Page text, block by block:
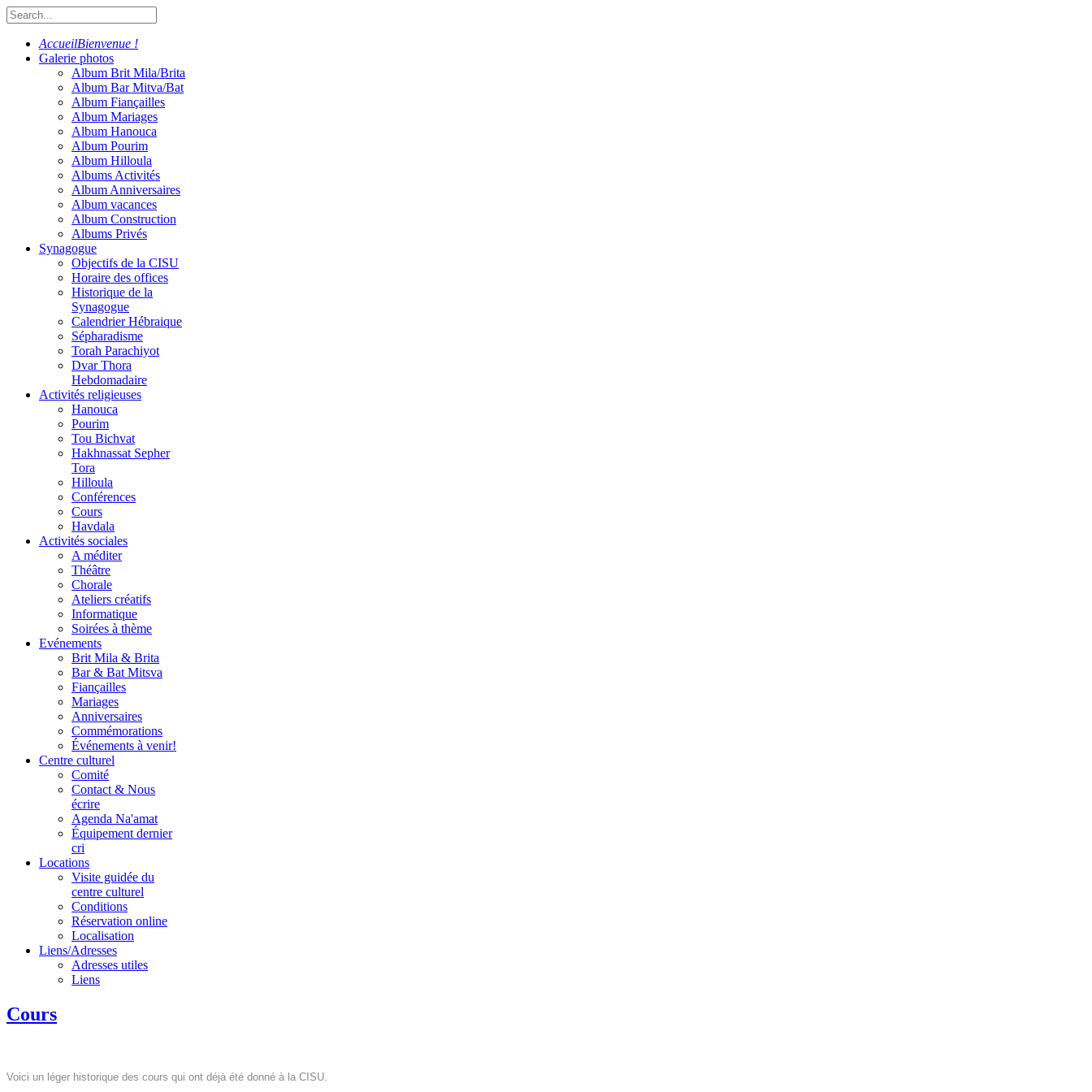
AccueilBienvenue !
Galerie photos
Album Brit Mila/Brita
Album Bar Mitva/Bat
Album Fiançailles
Album Mariages
Album Hanouca
Album Pourim
Album Hilloula
Albums Activités
Album Anniversaires
Album vacances
Album Construction
Albums Privés
Synagogue
Objectifs de la CISU
Horaire des offices
Historique de la
Synagogue
Calendrier Hébraique
Sépharadisme
Torah Parachiyot
Dvar Thora
Hebdomadaire
Activités religieuses
Hanouca
Pourim
Tou Bichvat
Hakhnassat Sepher
Tora
Hilloula
Conférences
Cours
Havdala
Activités sociales
A méditer
Théâtre
Chorale
Ateliers créatifs
Informatique
Soirées à thème
Evénements
Brit Mila & Brita
Bar & Bat Mitsva
Fiançailles
Mariages
Anniversaires
Commémorations
Événements à venir!
Centre culturel
Comité
Contact & Nous
écrire
Agenda Na'amat
Équipement dernier
cri
Locations
Visite guidée du
centre culturel
Conditions
Réservation online
Localisation
Liens/Adresses
Adresses utiles
Liens
Cours
Voici un léger historique des cours qui ont déjà été donné à la CISU.